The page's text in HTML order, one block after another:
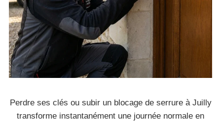
Perdre ses clés ou subir un blocage de serrure à Juilly
transforme instantanément une journée normale en